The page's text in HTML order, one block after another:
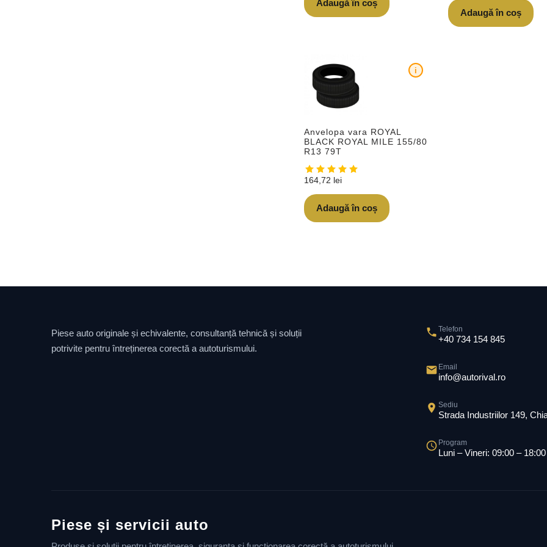
Adaugă în coș
Adaugă în coș
Anvelopa vara ROYAL
BLACK ROYAL MILE 155/80
R13 79T
i
164,72 lei
Adaugă în coș
Piese auto originale și echivalente, consultanță tehnică și soluții
potrivite pentru întreținerea corectă a autoturismului.
Telefon
+40 734 154 845
Email
info@autorival.ro
Sediu
Strada Industriilor 149,
Program
Luni – Vineri: 09:00 – 18:00
Piese și servicii auto